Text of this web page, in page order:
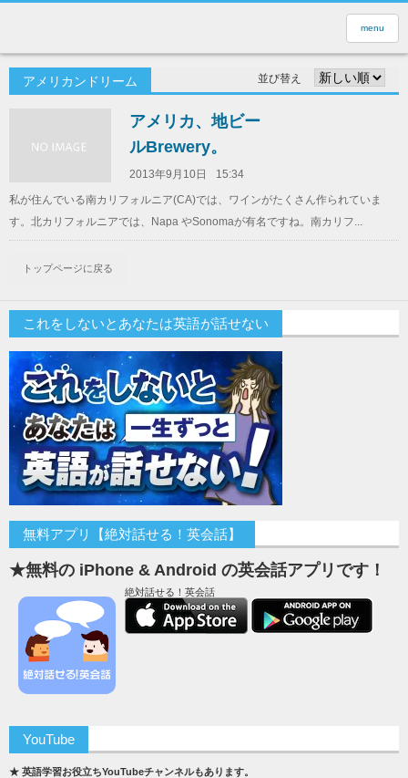
menu
アメリカンドリーム 並び替え
アメリカ、地ビー
ルBrewery。
2013年9月10日
15:34
私が住んでいる南カリフォルニア(CA)では、ワインがたくさん作られていま
す。北カリフォルニアでは、Napa やSonomaが有名ですね。南カリフ...
トップページに戻る
これをしないとあなたは英語が話せない
無料アプリ【絶対話せる！英会話】
★無料の iPhone & Android の英会話アプリです！
絶対話せる！英会話
YouTube
★ 英語学習お役立ちYouTubeチャンネルもあります。